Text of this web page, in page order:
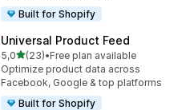
Built for Shopify
Universal Product Feed
5,0stelle su 5
(23)
23 recensioni totali
•Free plan available
Optimize product data across
Facebook, Google & top platforms
Built for Shopify